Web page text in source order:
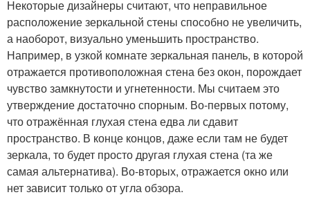
Некоторые дизайнеры считают, что неправильное
расположение зеркальной стены способно не увеличить,
а наоборот, визуально уменьшить пространство.
Например, в узкой комнате зеркальная панель, в которой
отражается противоположная стена без окон, порождает
чувство замкнутости и угнетенности. Мы считаем это
утверждение достаточно спорным. Во-первых потому,
что отражённая глухая стена едва ли сдавит
пространство. В конце концов, даже если там не будет
зеркала, то будет просто другая глухая стена (та же
самая альтернатива). Во-вторых, отражается окно или
нет зависит только от угла обзора.